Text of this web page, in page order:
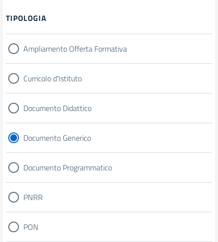
Filtri
TIPOLOGIA
Ampliamento Offerta Formativa
Curricolo d'Istituto
Documento Didattico
Documento Generico
Documento Programmatico
PNRR
PON